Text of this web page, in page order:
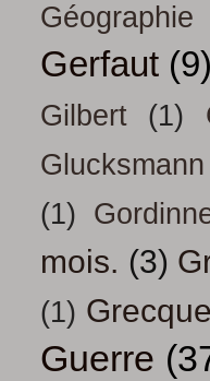
Géographie
Gerfaut
Gilbert (1)
Glucksmann
(1)
mois. (3)
(1)
Guerre